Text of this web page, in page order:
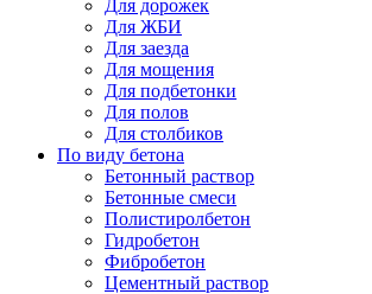
Для дорожек
Для ЖБИ
Для заезда
Для мощения
Для подбетонки
Для полов
Для столбиков
По виду бетона
Бетонный раствор
Бетонные смеси
Полистиролбетон
Гидробетон
Фибробетон
Цементный раствор